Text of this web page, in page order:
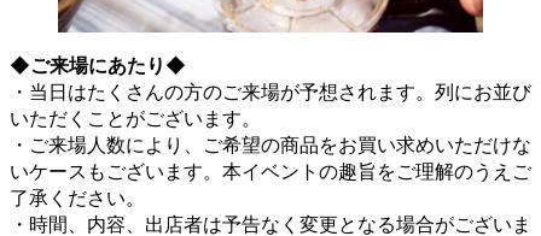
◆ご来場にあたり◆
・当日はたくさんの方のご来場が予想されます。列にお並び
いただくことがございます。
・ご来場人数により、ご希望の商品をお買い求めいただけな
いケースもございます。本イベントの趣旨をご理解のうえご
了承ください。
・時間、内容、出店者は予告なく変更となる場合がございま